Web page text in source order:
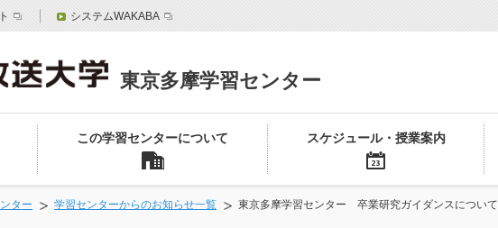
システムWAKABA
東京多摩学習センター
この学習センターについて スケジュール・授業案内
ター 学習センターからのお知らせ一覧 東京多摩学習センター 卒業研究ガイダンスについて